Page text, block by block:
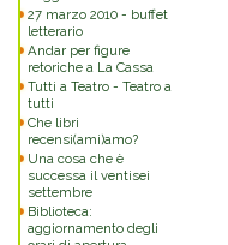
27 marzo 2010 - buffet
letterario
Andar per figure
retoriche a La Cassa
Tutti a Teatro - Teatro a
tutti
Che libri
recensi(ami)amo?
Una cosa che è
successa il ventisei
settembre
Biblioteca:
aggiornamento degli